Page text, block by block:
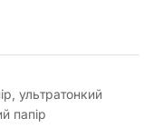
ультратонкий
папір